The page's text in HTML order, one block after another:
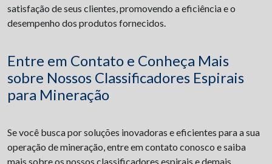
satisfação de seus clientes, promovendo a eficiência e o
desempenho dos produtos fornecidos.
Entre em Contato e Conheça Mais
sobre Nossos Classificadores Espirais
para Mineração
Se você busca por soluções inovadoras e eficientes para a sua
operação de mineração, entre em contato conosco e saiba
mais sobre os nossos classificadores espirais e demais